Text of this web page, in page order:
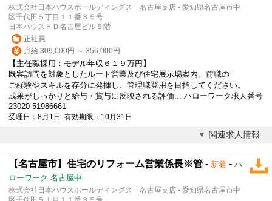
株式会社日本ハウスホールディングス 名古屋支店 - 愛知県名古屋市中
区千代田５丁目１１番３５号
日本ハウスＨＤ名古屋ビル５階
正社員
月給 309,000円 ～ 356,000円
【主任職採用： モデル年収６１９万円】
既客訪問を対象としたルート営業及び住宅展示場案内。前職の
ご経験やスキルを存分に発揮し、管理職登用を目指してください。
成果がしっかりと給与・賞与に反映される評価... ハローワーク求人番号
23020-51986661
受理日：8月1日 有効期限：10月31日
関連求人情報
【名古屋市】住宅のリフォーム営業係長※管 - 新着 - ハ
ローワーク 名古屋中
株式会社日本ハウスホールディングス 名古屋支店 - 愛知県名古屋市中